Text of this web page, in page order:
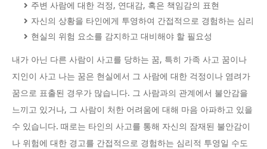
주변 사람에 대한 걱정, 연대감, 혹은 책임감의 표현
자신의 상황을 타인에게 투영하여 간접적으로 경험하는 심리
현실의 위험 요소를 감지하고 대비해야 할 필요성
내가 아닌 다른 사람이 사고를 당하는 꿈, 특히 가족 사고 꿈이나
지인이 사고 나는 꿈은 현실에서 그 사람에 대한 걱정이나 염려가
꿈으로 표출된 경우가 많습니다. 그 사람과의 관계에서 불안감을
느끼고 있거나, 그 사람이 처한 어려움에 대해 마음 아파하고 있을
수 있습니다. 때로는 타인의 사고를 통해 자신의 잠재된 불안감이
나 위험에 대한 경고를 간접적으로 경험하는 심리적 투영일 수도